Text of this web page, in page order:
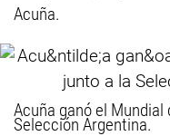
Acuña.
Acuña ganó el Mundial
Selección Argentina.